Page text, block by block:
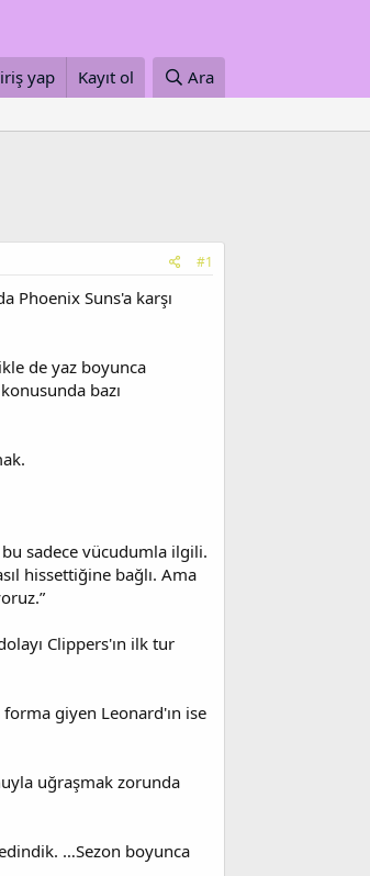
yap Kayıt ol Ara
#1
Phoenix Suns'a karşı
de yaz boyunca
bazı
bu sadece vücudumla ilgili.
hissettiğine bağlı. Ama
Clippers'ın ilk tur
giyen Leonard'ın ise
uğraşmak zorunda
…Sezon boyunca